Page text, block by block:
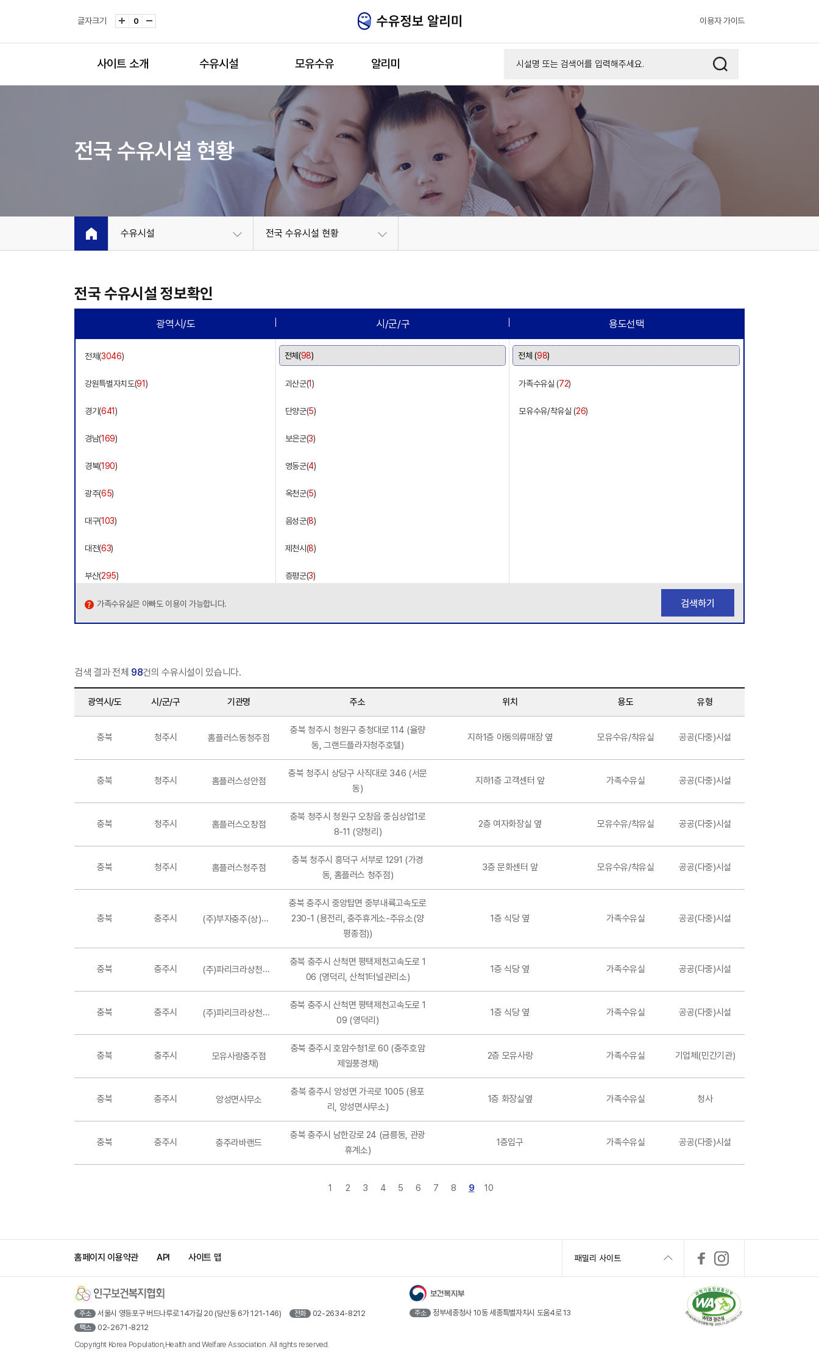
글자크기
0 이용자 가이드
사이트 소개 수유시설 모유수유 알리미
전국 수유시설 현황
수유시설 전국 수유시설 현황
전국 수유시설 정보확인
광역시/도 시/군/구 용도선택
전체(3046)
강원특별자치도(91)
경기(641)
경남(169)
경북(190)
광주(65)
대구(103)
대전(63)
부산(295)
서울(509)
인천(203)
전북특별자치도(
충북(98)
전체(98)
괴산군(1)
단양군(5)
보은군(3)
영동군(4)
옥천군(5)
음성군(8)
제천시(8)
증평군(3)
전체 (98)
가족수유실 (72)
모유수유/착유실 (26)
가족수유실은 아빠도 이용이 가능합니다. 검색하기
검색 결과 전체 98건의 수유시설이 있습니다.
광역시/도 시/군/구 기관명 주소 위치 용도 유형
충북 청주시 홈플러스동청주점
충북 청주시 청원구 충청대로 114 (율량
동, 그랜드플라자청주호텔)
지하1층 아동의류매장 옆 모유수유/착유실 공공(다중)시설
충북 청주시 홈플러스성안점
충북 청주시 상당구 사직대로 346 (서문
동)
지하1층 고객센터 앞 가족수유실 공공(다중)시설
충북 청주시 홈플러스오창점
충북 청주시 청원구 오창읍 중심상업1로
8-11 (양청리)
2층 여자화장실 옆 모유수유/착유실 공공(다중)시설
충북 청주시 홈플러스청주점
충북 청주시 흥덕구 서부로 1291 (가경
동, 홈플러스 청주점)
3층 문화센터 앞 모유수유/착유실 공공(다중)시설
충북 충주시 (주)부자충주(상)휴게소
충북 충주시 중앙탑면 중부내륙고속도로
230-1 (용전리, 충주휴게소-주유소(양
평종점))
1층 식당 옆 가족수유실 공공(다중)시설
충북 충주시 (주)파리크라상천등산(제천)휴게소
충북 충주시 산척면 평택제천고속도로 1
06 (영덕리, 산척1터널관리소)
1층 식당 옆 가족수유실 공공(다중)시설
충북 충주시 (주)파리크라상천등산(평택)휴게소
충북 충주시 산척면 평택제천고속도로 1
09 (영덕리)
1층 식당 옆 가족수유실 공공(다중)시설
충북 충주시 모유사랑충주점
충북 충주시 호암수청1로 60 (충주호암
제일풍경채)
2층 모유사랑 가족수유실 기업체(민간기관)
충북 충주시 앙성면사무소
충북 충주시 앙성면 가곡로 1005 (용포
리, 앙성면사무소)
1층 화장실옆 가족수유실 청사
충북 충주시 충주라바랜드
충북 충주시 남한강로 24 (금릉동, 관광
휴계소)
1층입구 가족수유실 공공(다중)시설
1 2 3 4 5 6 7 8 9 10
홈페이지 이용약관 API 사이트 맵
주소 서울시 영등포구 버드나루로 14가길 20 (당산동 6가 121-146) 전화 02-2634-8212
팩스
02-2671-8212
Copyright Korea Population,Health and Welfare Association. All rights reserved.
주소 정부세종청사 10동 세종특별자치시 도움4로 13
패밀리 사이트